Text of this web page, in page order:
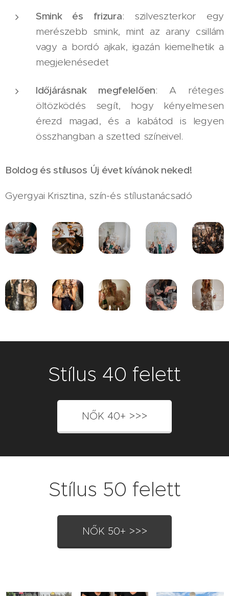
Smink és frizura: szilveszterkor egy
merészebb smink, mint az arany csillám
vagy a bordó ajkak, igazán kiemelhetik a
megjelenésedet
Időjárásnak megfelelően: A réteges
öltözködés segít, hogy kényelmesen
érezd magad, és a kabátod is legyen
összhangban a szetted színeivel.
Boldog és stílusos Új évet kívánok neked!
Gyergyai Krisztina, szín-és stílustanácsadó
Stílus 40 felett
NŐK 40+ >>>
Stílus 50 felett
NŐK 50+ >>>